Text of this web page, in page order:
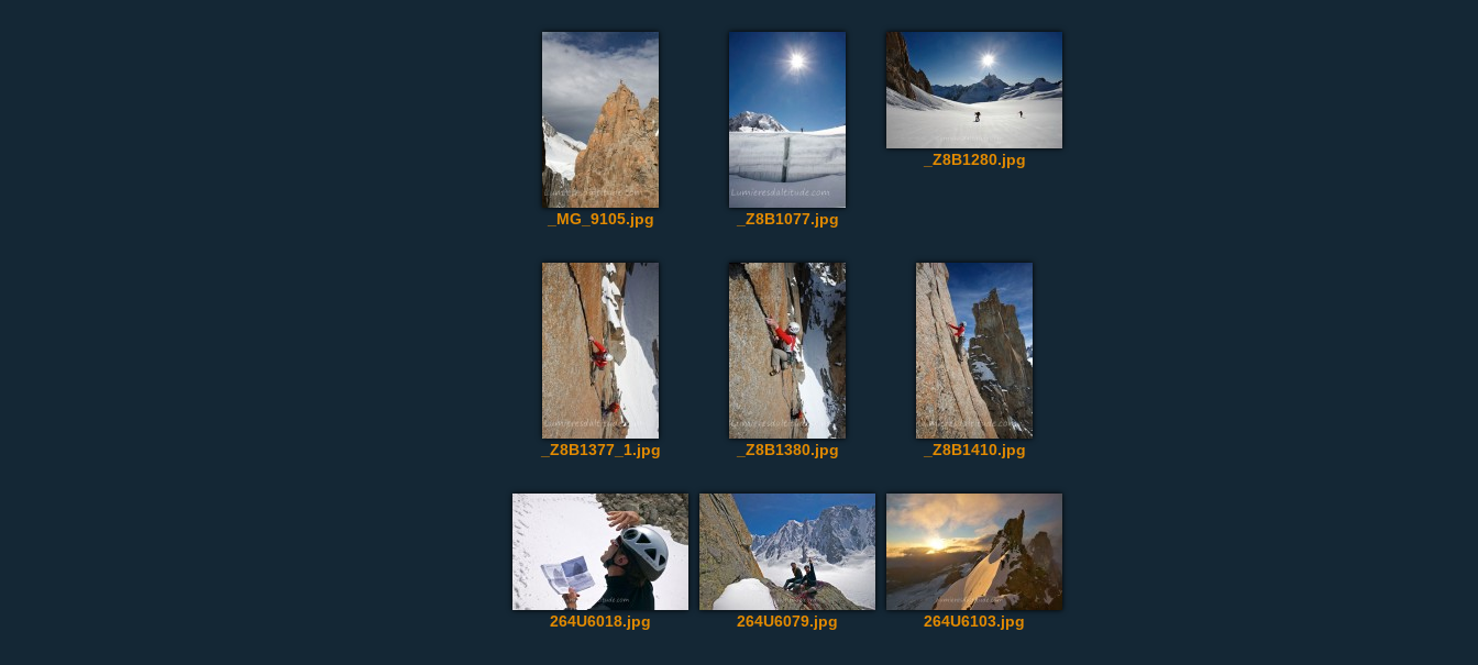
_MG_9105.jpg _Z8B1077.jpg
_Z8B1280.jpg
_Z8B1377_1.jpg _Z8B1380.jpg _Z8B1410.jpg
264U6018.jpg 264U6079.jpg 264U6103.jpg